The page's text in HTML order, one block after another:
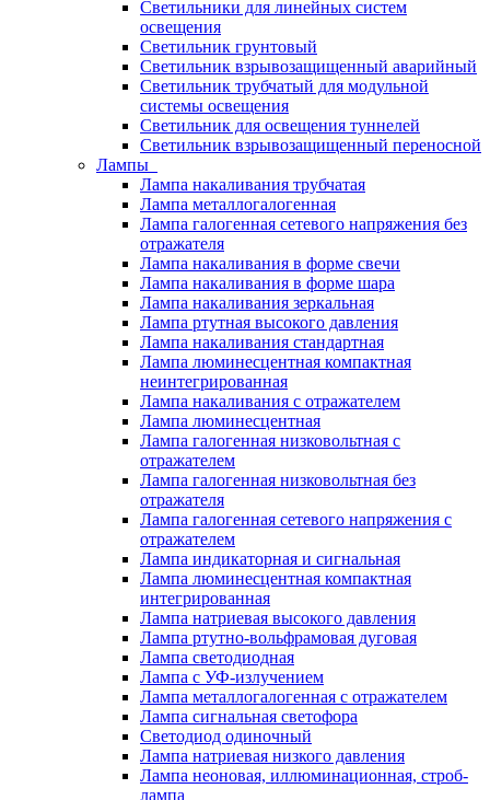
Светильники для линейных систем
освещения
Светильник грунтовый
Светильник взрывозащищенный аварийный
Светильник трубчатый для модульной
системы освещения
Светильник для освещения туннелей
Светильник взрывозащищенный переносной
Лампы
Лампа накаливания трубчатая
Лампа металлогалогенная
Лампа галогенная сетевого напряжения без
отражателя
Лампа накаливания в форме свечи
Лампа накаливания в форме шара
Лампа накаливания зеркальная
Лампа ртутная высокого давления
Лампа накаливания стандартная
Лампа люминесцентная компактная
неинтегрированная
Лампа накаливания с отражателем
Лампа люминесцентная
Лампа галогенная низковольтная с
отражателем
Лампа галогенная низковольтная без
отражателя
Лампа галогенная сетевого напряжения с
отражателем
Лампа индикаторная и сигнальная
Лампа люминесцентная компактная
интегрированная
Лампа натриевая высокого давления
Лампа ртутно-вольфрамовая дуговая
Лампа светодиодная
Лампа с УФ-излучением
Лампа металлогалогенная с отражателем
Лампа сигнальная светофора
Светодиод одиночный
Лампа натриевая низкого давления
Лампа неоновая, иллюминационная, строб-
лампа